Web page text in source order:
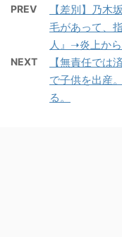
PREV
【差別】乃木
毛があって、
人』➝炎上か
NEXT
【無責任では
で子供を出産
る。